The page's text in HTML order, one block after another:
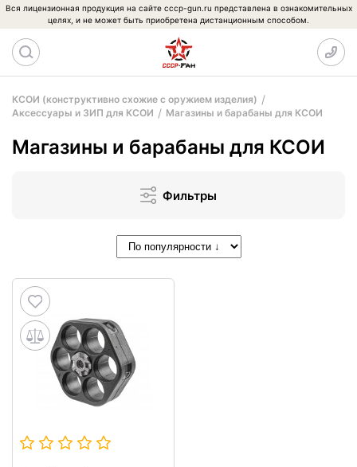
Вся лицензионная продукция на сайте cccp-gun.ru представлена в ознакомительных
целях, и не может быть приобретена дистанционным способом.
КСОИ (конструктивно схожие с оружием изделия)
Аксессуары и ЗИП для КСОИ
Магазины и барабаны для КСОИ
Магазины и барабаны для КСОИ
Фильтры